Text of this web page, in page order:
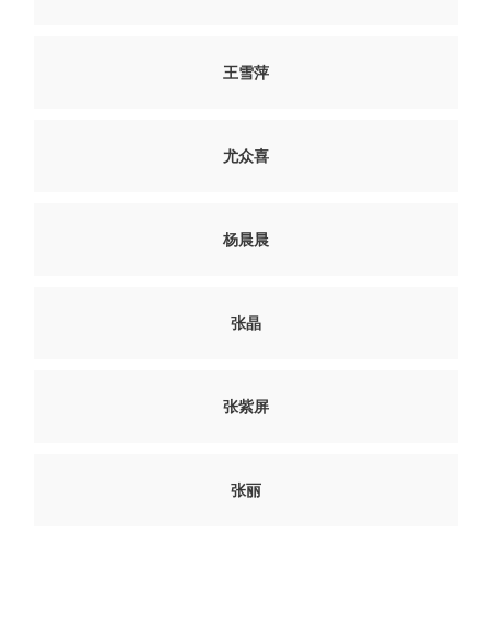
王雪萍
尤众喜
杨晨晨
张晶
张紫屏
张丽